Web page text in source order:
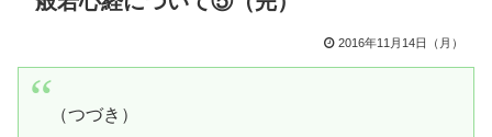
2016年11月14日（月）
（つづき）